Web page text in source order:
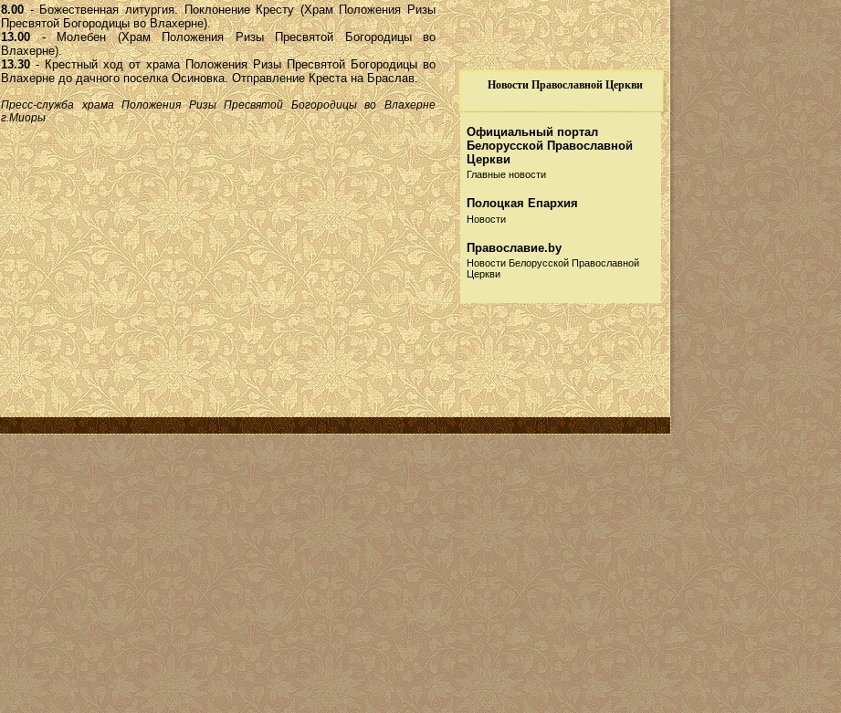
Новости Православной Церкви
Официальный портал
Белорусской Православной
Церкви
Главные новости
Полоцкая Епархия
Новости
Православие.by
Новости Белорусской Православной
Церкви
Русская Православная
Церковь
Новости
Информационный портал
Собор.by
Новости
8.00- Божественная литургия. Поклонение Кресту (Храм Положения Ризы
Пресвятой Богородицы во Влахерне).
13.00- Молебен (Храм Положения Ризы Пресвятой Богородицы во
Влахерне).
13.30- Крестный ход от храма Положения Ризы Пресвятой Богородицы во
Влахерне до дачного поселка Осиновка. Отправление Креста на Браслав.
Пресс-служба храма Положения Ризы Пресвятой Богородицы во Влахерне
г.Миоры